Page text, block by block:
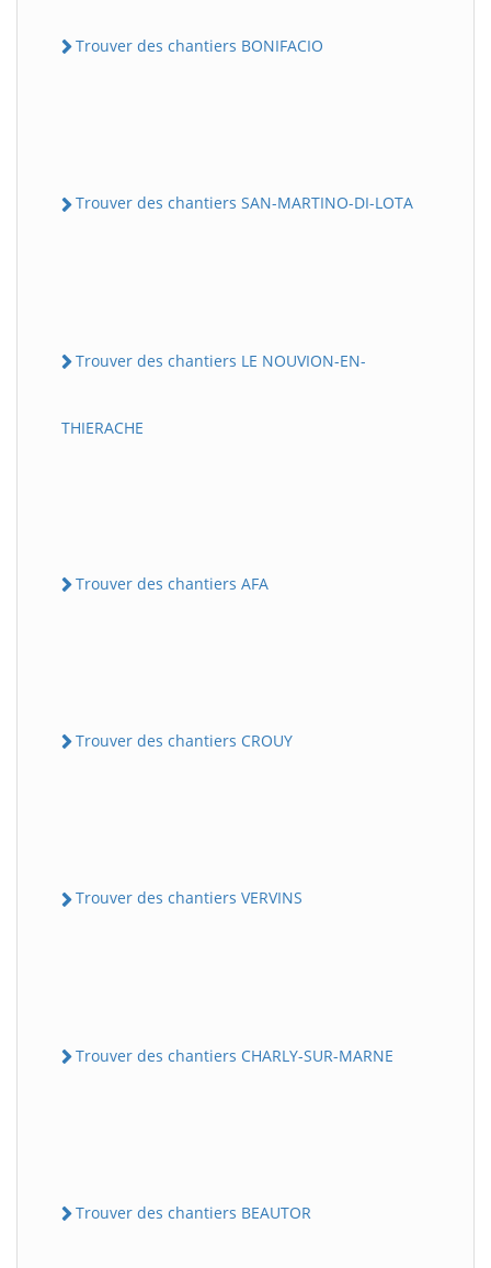
Trouver des chantiers BONIFACIO
Trouver des chantiers SAN-MARTINO-DI-LOTA
Trouver des chantiers LE NOUVION-EN-
THIERACHE
Trouver des chantiers AFA
Trouver des chantiers CROUY
Trouver des chantiers VERVINS
Trouver des chantiers CHARLY-SUR-MARNE
Trouver des chantiers BEAUTOR